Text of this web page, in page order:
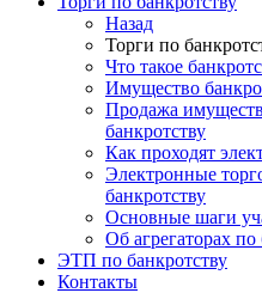
Назад
Торги по
Что такое
Имущество
Продажа
банкротству
Как проходят
Электронные
банкротству
Основные шаги
Об агрегаторах по
ЭТП по банкротству
Контакты